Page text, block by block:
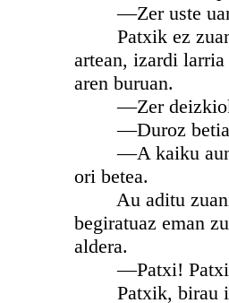
—Zer uste uan
Patxik ez zuan
artean, izardi
aren buruan.
—Zer deizkiok
—Duroz betia
—A kaiku
ori betea.
Au aditu
begiratuaz eman
aldera.
—Patxi! Patxi!
Patxik, birau